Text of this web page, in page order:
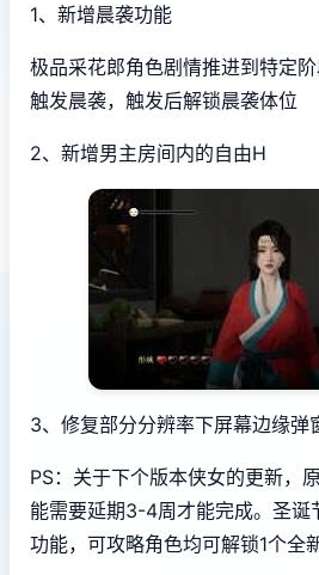
1、新增晨袭功能
极品采花郎角色剧情推进到特定
触发晨袭，触发后解锁晨袭体位
2、新增男主房间内的自由H
3、修复部分分辨率下屏幕边缘弹
PS：关于下个版本侠女的更新，
能需要延期3-4周才能完成。圣诞
功能，可攻略角色均可解锁1个全